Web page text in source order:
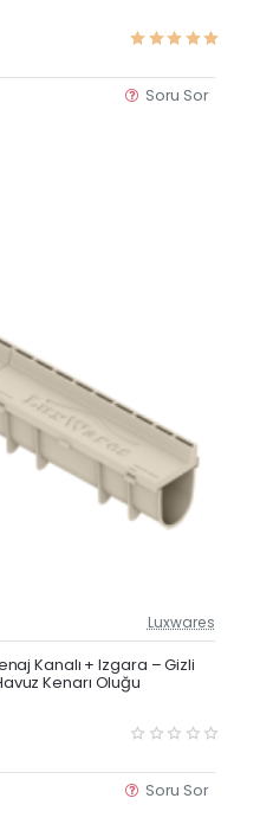
Soru Sor
Güncel Fiyat
Yeni Ürün
Luxwares
Kanalı + Izgara – Gizli
Kenarı Oluğu
Soru Sor